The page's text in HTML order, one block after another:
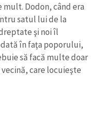
Dodon, când era
satul lui de la
şi noi îl
în faţa poporului,
să facă multe doar
care locuieşte